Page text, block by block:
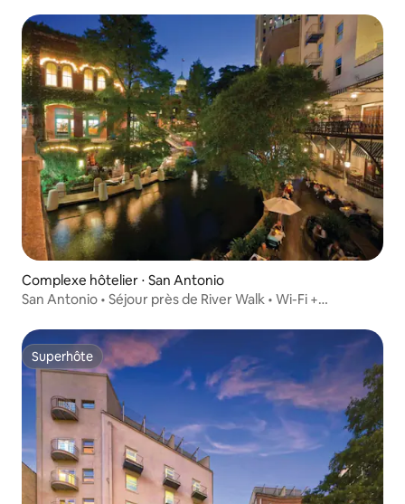
Complexe hôtelier ⋅ San Antonio
San Antonio • Séjour près de River Walk • Wi-Fi +
Superhôte
Superhôte